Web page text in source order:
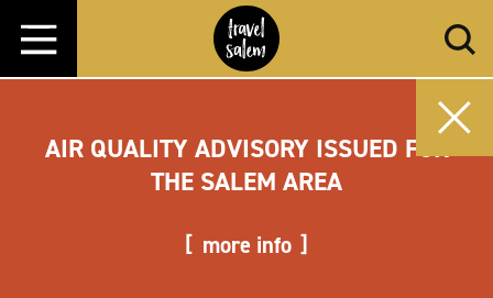
Aller directement au contenu
AIR QUALITY ADVISORY ISSUED FOR
THE SALEM AREA
more info